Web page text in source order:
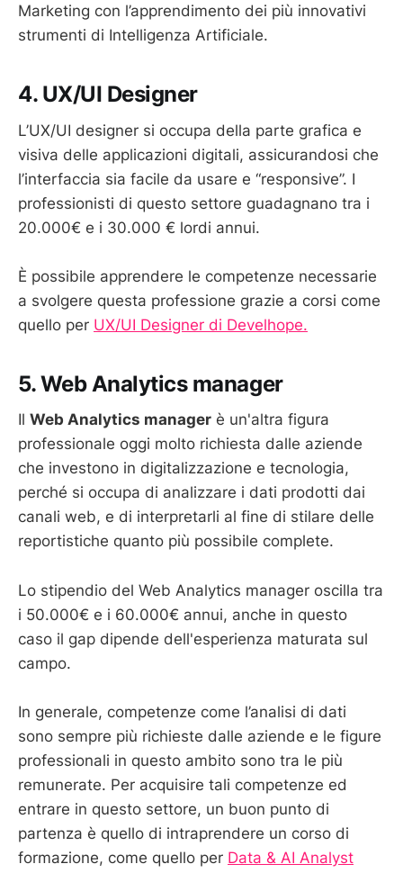
Marketing con l’apprendimento dei più innovativi
strumenti di Intelligenza Artificiale.
4. UX/UI Designer
L’UX/UI designer si occupa della parte grafica e
visiva delle applicazioni digitali, assicurandosi che
l’interfaccia sia facile da usare e “responsive”. I
professionisti di questo settore guadagnano tra i
20.000€ e i 30.000 € lordi annui.
È possibile apprendere le competenze necessarie
a svolgere questa professione grazie a corsi come
quello per UX/UI Designer di Develhope.
5. Web Analytics manager
Il Web Analytics manager è un'altra figura
professionale oggi molto richiesta dalle aziende
che investono in digitalizzazione e tecnologia,
perché si occupa di analizzare i dati prodotti dai
canali web, e di interpretarli al fine di stilare delle
reportistiche quanto più possibile complete.
Lo stipendio del Web Analytics manager oscilla tra
i 50.000€ e i 60.000€ annui, anche in questo
caso il gap dipende dell'esperienza maturata sul
campo.
In generale, competenze come l’analisi di dati
sono sempre più richieste dalle aziende e le figure
professionali in questo ambito sono tra le più
remunerate. Per acquisire tali competenze ed
entrare in questo settore, un buon punto di
partenza è quello di intraprendere un corso di
formazione, come quello per Data & AI Analyst